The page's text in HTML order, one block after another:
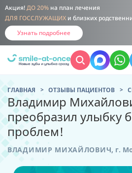
Акция! ДО 20% на план лечения
ДЛЯ ГОССЛУЖАЩИХ и близких
Узнать подробнее
ГЛАВНАЯ ОТЗЫВЫ ПАЦИЕНТОВ
Владимир
преобразил улыбку
проблем!
ВЛАДИМИР МИХАЙЛОВИЧ, г.